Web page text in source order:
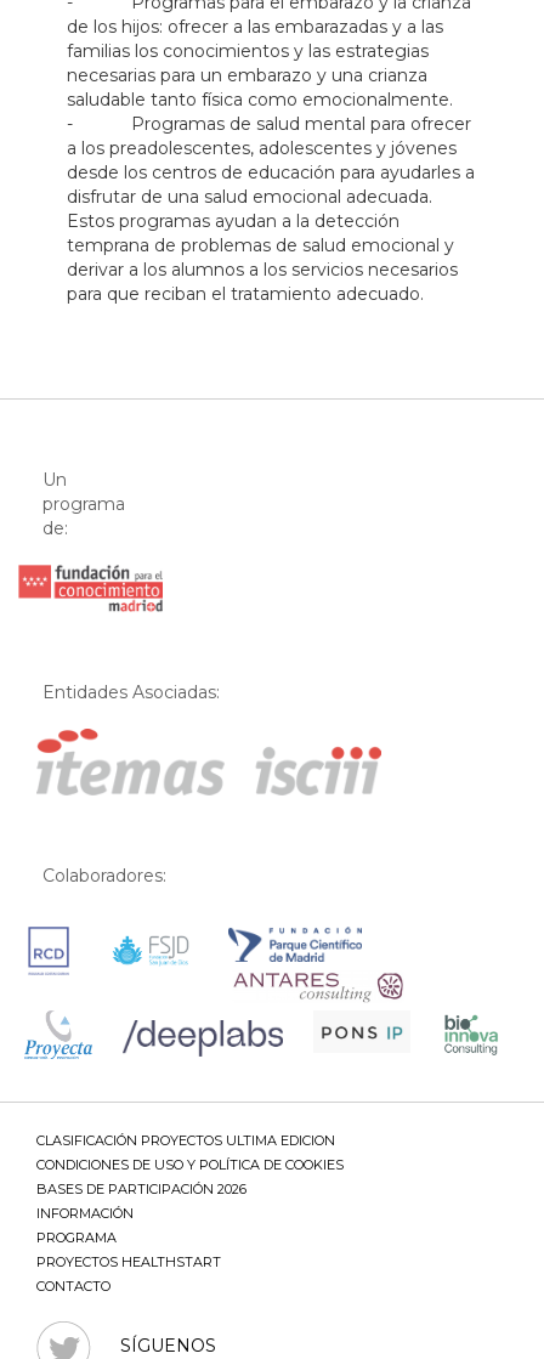
de los hijos: ofrecer a las embarazadas y a las
familias los conocimientos y las estrategias
necesarias para un embarazo y una crianza
saludable tanto física como emocionalmente.
- Programas de salud mental para ofrecer
a los preadolescentes, adolescentes y jóvenes
desde los centros de educación para ayudarles a
disfrutar de una salud emocional adecuada.
Estos programas ayudan a la detección
temprana de problemas de salud emocional y
derivar a los alumnos a los servicios necesarios
para que reciban el tratamiento adecuado.
Un
programa
de:
Entidades Asociadas:
Colaboradores:
CLASIFICACIÓN PROYECTOS ULTIMA EDICION
CONDICIONES DE USO Y POLÍTICA DE COOKIES
BASES DE PARTICIPACIÓN 2026
INFORMACIÓN
PROGRAMA
PROYECTOS HEALTHSTART
CONTACTO
SÍGUENOS